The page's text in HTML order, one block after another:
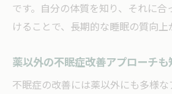
です。自分の体質を知り、それに合
けることで、長期的な睡眠の質向上
薬以外の不眠症改善アプローチも
不眠症の改善には薬以外にも多様